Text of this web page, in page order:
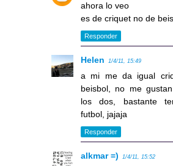
ahora lo veo
es de criquet no de
Responder
Helen 1/4/11, 15:49
a mi me da igual
beisbol, no me
los dos, bastante
futbol, jajaja
Responder
alkmar =) 1/4/11, 15:52